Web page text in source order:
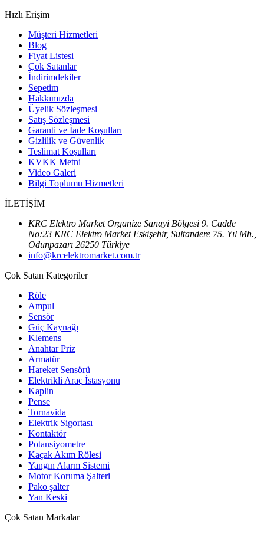
Hızlı Erişim
Müşteri Hizmetleri
Blog
Fiyat Listesi
Çok Satanlar
İndirimdekiler
Sepetim
Hakkımızda
Üyelik Sözleşmesi
Satış Sözleşmesi
Garanti ve İade Koşulları
Gizlilik ve Güvenlik
Teslimat Koşulları
KVKK Metni
Video Galeri
Bilgi Toplumu Hizmetleri
İLETİŞİM
KRC Elektro Market Organize Sanayi Bölgesi 9. Cadde
No:23 KRC Elektro Market Eskişehir, Sultandere 75. Yıl Mh.,
Odunpazarı 26250 Türkiye
info@krcelektromarket.com.tr
Çok Satan Kategoriler
Röle
Ampul
Sensör
Güç Kaynağı
Klemens
Anahtar Priz
Armatür
Hareket Sensörü
Elektrikli Araç İstasyonu
Kaplin
Pense
Tornavida
Elektrik Sigortası
Kontaktör
Potansiyometre
Kaçak Akım Rölesi
Yangın Alarm Sistemi
Motor Koruma Şalteri
Pako şalter
Yan Keski
Çok Satan Markalar